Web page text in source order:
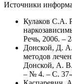
Источники
Кулаков С.А.
Речь, 2006. –
Донской, Д.
методов
Донской, А.
– № 4. – С. 37-